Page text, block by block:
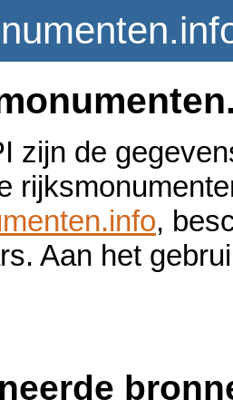
zijn de
,
Aan het